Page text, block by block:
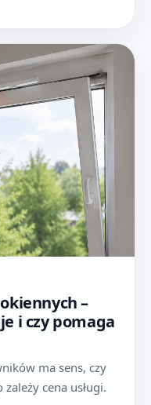
–
i czy pomaga
ma sens, czy
cena usługi.